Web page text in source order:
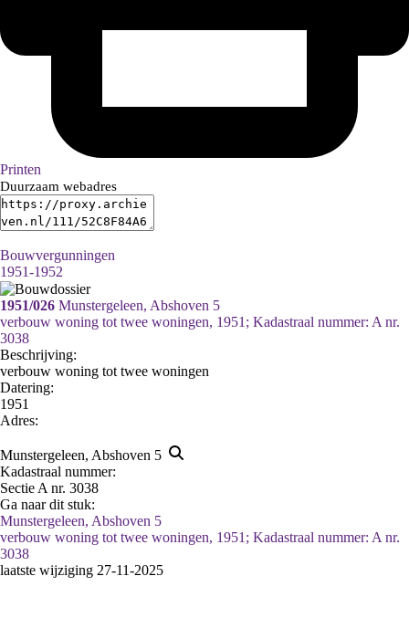
Printen
Duurzaam webadres
Bouwvergunningen
1951-1952
1951/026 Munstergeleen, Abshoven 5
verbouw woning tot twee woningen, 1951; Kadastraal nummer: A nr.
3038
Beschrijving:
verbouw woning tot twee woningen
Datering:
1951
Adres:
Munstergeleen, Abshoven 5
Kadastraal nummer:
Sectie A nr. 3038
Ga naar dit stuk:
Munstergeleen, Abshoven 5
verbouw woning tot twee woningen, 1951; Kadastraal nummer: A nr.
3038
laatste wijziging 27-11-2025